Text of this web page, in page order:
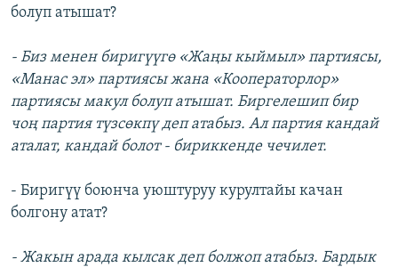
болуп атышат?
- Биз менен биригүүгө «Жаңы кыймыл» партиясы,
«Манас эл» партиясы жана «Кооператорлор»
партиясы макул болуп атышат. Биргелешип бир
чоң партия түзсөкпү деп атабыз. Ал партия кандай
аталат, кандай болот - бириккенде чечилет.
- Биригүү боюнча уюштуруу курултайы качан
болгону атат?
- Жакын арада кылсак деп болжоп атабыз. Бардык